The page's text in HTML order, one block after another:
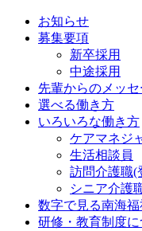
お知らせ
募集要項
新卒採用
中途採用
先輩からのメッセ
選べる働き方
いろいろな働き方
ケアマネジ
生活相談員
訪問介護職(
シニア介護
数字で見る南海福
研修・教育制度に